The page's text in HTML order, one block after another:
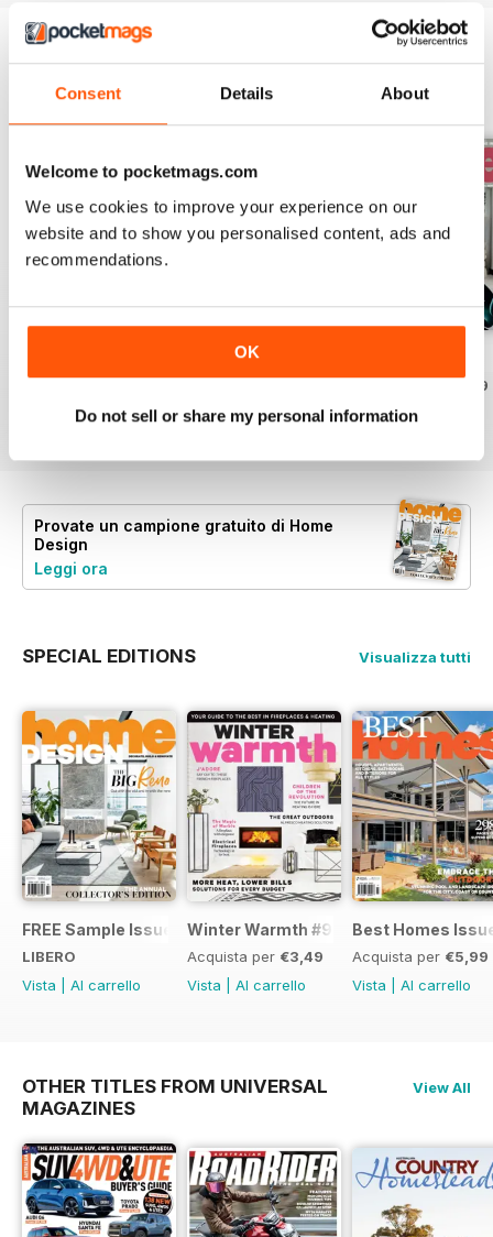
Consent Details About
Welcome to pocketmags.com
We use cookies to improve your experience on our
website and to show you personalised content, ads and
recommendations.
OK
Do not sell or share my personal information
EDIZIONI INDIETRO Visualizza tutti
Al carrello
Vista|Al carrello
€6,99
Vista|Al carrello
Provate un campione gratuito di Home
Design
Leggi ora
SPECIAL EDITIONS Visualizza tutti
FREE Sample Issue
LIBERO
Vista
Al carrello
Winter Warmth #9
Acquista per €3,49
Vista
Al carrello
Best Homes
Acquista per €5,99
Vista
Al carrello
OTHER TITLES FROM UNIVERSAL
MAGAZINES
View All